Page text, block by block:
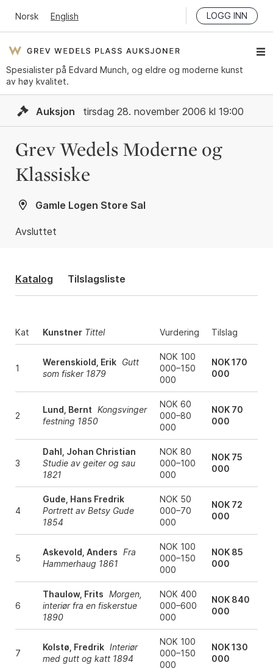
Norsk English LOGG INN
Spesialister på Edvard Munch, og eldre og moderne kunst
av høy kvalitet.
Auksjon tirsdag 28. november 2006 kl 19:00
Grev Wedels Moderne og
Klassiske
Gamle Logen Store Sal
Avsluttet
Katalog Tilslagsliste
Kat Kunstner Tittel Vurdering Tilslag
1
Werenskiold, Erik Gutt
som fisker 1879
NOK 100
000–150
000
NOK 170
000
2
Lund, Bernt Kongsvinger
festning 1850
NOK 60
000–80
000
NOK 70
000
3
Dahl, Johan Christian
Studie av geiter og sau
1821
NOK 80
000–100
000
NOK 75
000
4
Gude, Hans Fredrik
Portrett av Betsy Gude
1854
NOK 50
000–70
000
NOK 72
000
5
Askevold, Anders Fra
Hammerhaug 1861
NOK 100
000–150
000
NOK 85
000
6
Thaulow, Frits Morgen,
interiør fra en fiskerstue
1890
NOK 400
000–600
000
NOK 840
000
7
Kolstø, Fredrik Interiør
med gutt og katt 1894
NOK 100
000–150
000
NOK 130
000